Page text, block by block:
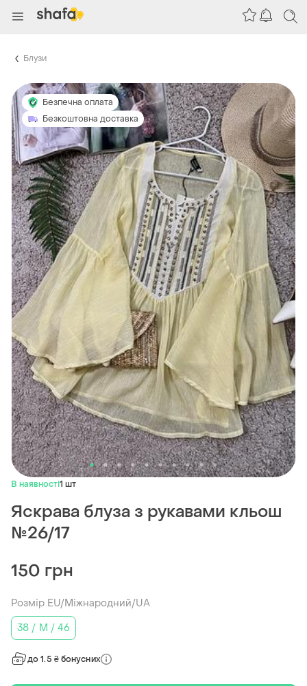
Блузи
Безпечна оплата
Безкоштовна доставка
В наявності1 шт
Яскрава блуза з рукавами кльош
№26/17
150 грн
Розмір EU/Міжнародний/UA
38 / M / 46
до 1.5 ₴ бонусних